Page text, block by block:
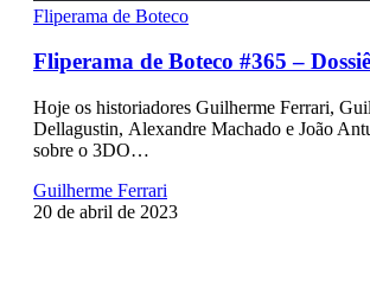
Fliperama de Boteco
Fliperama de Boteco #365 –
Hoje os historiadores Guilherme Ferrari,
Dellagustin, Alexandre Machado e João
sobre o 3DO…
Guilherme Ferrari
20 de abril de 2023